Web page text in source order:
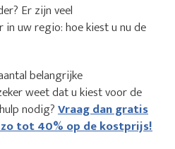
Er zijn veel
uw regio: hoe kiest u nu de
belangrijke
weet dat u kiest voor de
nodig?Vraag dan gratis
tot 40% op de kostprijs!